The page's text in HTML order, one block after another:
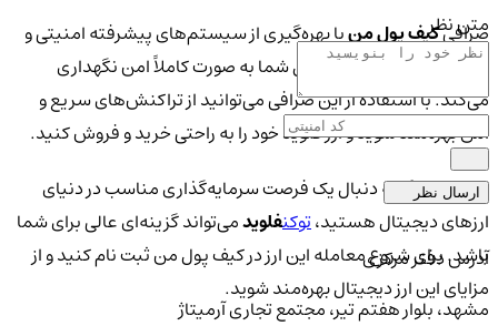
صرافیکیف پول منبا بهره‌گیری از سیستم‌های پیشرفته امنیتی و
رمزنگاری، از ارزهای دیجیتال شما به صورت کاملاً امن نگهداری
می‌کند. با استفاده از این صرافی می‌توانید از تراکنش‌های سریع و
امن بهره‌مند شوید و ارز فلوید خود را به راحتی خرید و فروش کنید.
در نهایت، اگر به دنبال یک فرصت سرمایه‌گذاری مناسب در دنیای
ارزهای دیجیتال هستید،توکنفلویدمی‌تواند گزینه‌ای عالی برای شما
باشد. برای شروع معامله این ارز در کیف پول من ثبت نام کنید و از
مزایای این ارز دیجیتال بهره‌مند شوید.
متن نظر
ارسال نظر
آدرس دفتر مرکزی
مشهد، بلوار هفتم تیر، مجتمع تجاری آرمیتاژ